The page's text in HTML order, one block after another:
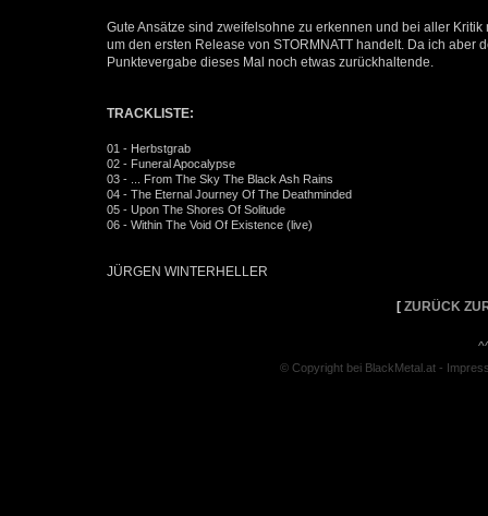
Gute Ansätze sind zweifelsohne zu erkennen und bei aller
um den ersten Release von STORMNATT handelt. Da ich aber
Punktevergabe dieses Mal noch etwas zurückhaltende.
TRACKLISTE:
01 - Herbstgrab
02 - Funeral Apocalypse
03 - ... From The Sky The Black Ash Rains
04 - The Eternal Journey Of The Deathminded
05 - Upon The Shores Of Solitude
06 - Within The Void Of Existence (live)
JÜRGEN WINTERHELLER
[ ZURÜCK
© Copyright bei BlackMetal.at -